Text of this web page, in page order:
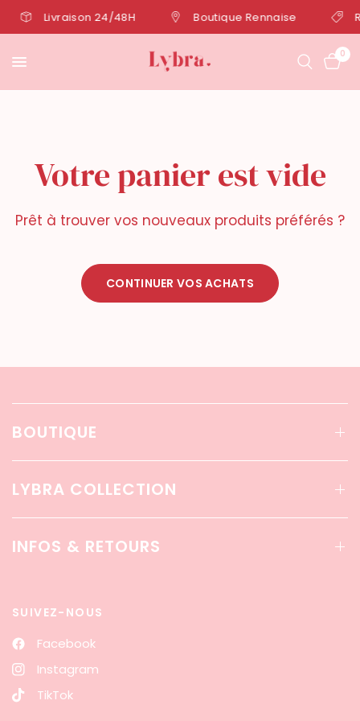
Livraison 24/48H Boutique Rennaise
0
Votre panier est vide
Prêt à trouver vos nouveaux produits préférés ?
CONTINUER VOS ACHATS
BOUTIQUE
LYBRA COLLECTION
INFOS & RETOURS
SUIVEZ-NOUS
Facebook
Instagram
TikTok